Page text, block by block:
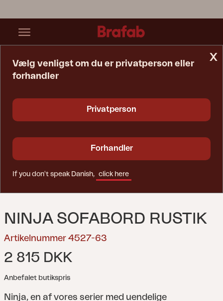
NINJA SOFABORD RUSTIK
Artikelnummer 4527-63
2 815 DKK
Anbefalet butikspris
Ninja, en af vores serier med uendelige
x
Vælg venligst om du er privatperson eller
forhandler
Privatperson
Forhandler
If you don't speak Danish, click here